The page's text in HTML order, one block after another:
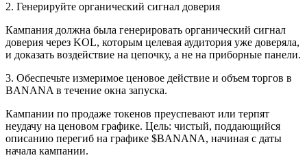
2. Генерируйте органический сигнал доверия
Кампания должна была генерировать органический сигнал
доверия через KOL, которым целевая аудитория уже доверяла,
и доказать воздействие на цепочку, а не на приборные панели.
3. Обеспечьте измеримое ценовое действие и объем торгов в
BANANA в течение окна запуска.
Кампании по продаже токенов преуспевают или терпят
неудачу на ценовом графике. Цель: чистый, поддающийся
описанию перегиб на графике $BANANA, начиная с даты
начала кампании.